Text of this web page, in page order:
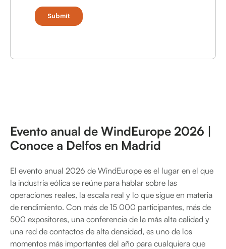
Evento anual de WindEurope 2026 |
Conoce a Delfos en Madrid
El evento anual 2026 de WindEurope es el lugar en el que
la industria eólica se reúne para hablar sobre las
operaciones reales, la escala real y lo que sigue en materia
de rendimiento. Con más de 15 000 participantes, más de
500 expositores, una conferencia de la más alta calidad y
una red de contactos de alta densidad, es uno de los
momentos más importantes del año para cualquiera que